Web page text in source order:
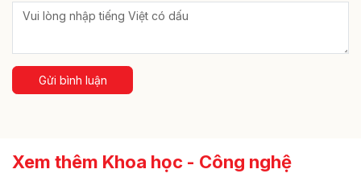
Gửi bình luận
Xem thêm Khoa học - Công nghệ